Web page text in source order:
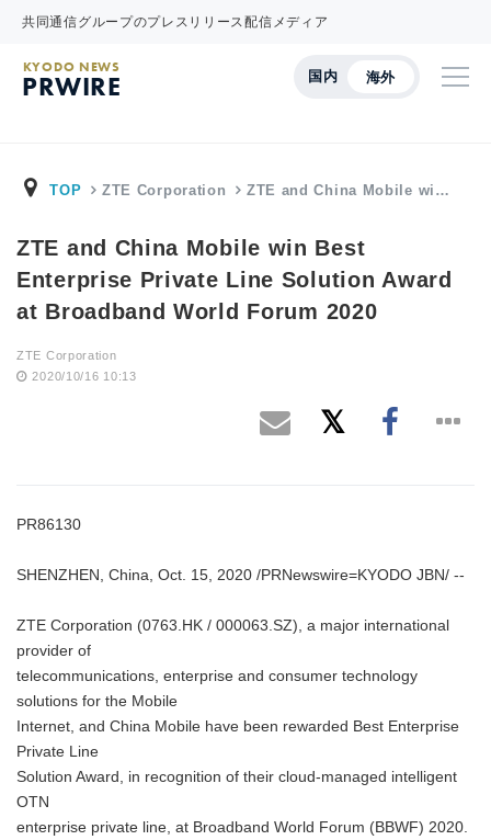
共同通信グループのプレスリリース配信メディア
国内 海外
KYODO NEWS
PRWIRE
TOP ZTE Corporation ZTE and China Mobile wi…
ZTE and China Mobile win Best
Enterprise Private Line Solution Award
at Broadband World Forum 2020
ZTE Corporation
2020/10/16 10:13
PR86130
SHENZHEN, China, Oct. 15, 2020 /PRNewswire=KYODO JBN/ --
ZTE Corporation (0763.HK / 000063.SZ), a major international
provider of
telecommunications, enterprise and consumer technology
solutions for the Mobile
Internet, and China Mobile have been rewarded Best Enterprise
Private Line
Solution Award, in recognition of their cloud-managed intelligent
OTN
enterprise private line, at Broadband World Forum (BBWF) 2020.